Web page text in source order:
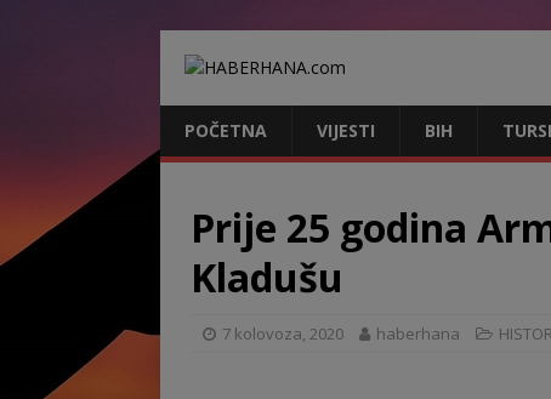
POČETNA VIJESTI BIH
Prije 25 godina
Kladušu
7 kolovoza, 2020 haberhana